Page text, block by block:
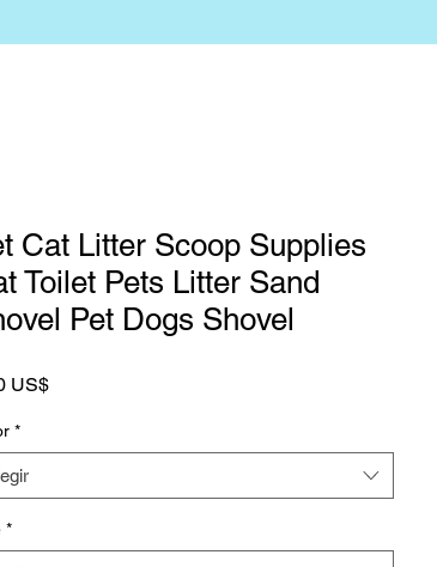
Cat Litter Scoop Supplies
Toilet Pets Litter Sand
Pet Dogs Shovel
US$Precio
*
*